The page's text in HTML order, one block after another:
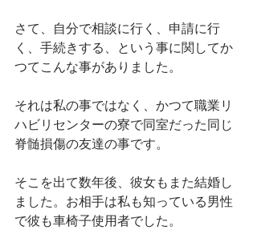
さて、自分で相談に行く、申請に行
く、手続きする、という事に関してか
つてこんな事がありました。
それは私の事ではなく、かつて職業リ
ハビリセンターの寮で同室だった同じ
脊髄損傷の友達の事です。
そこを出て数年後、彼女もまた結婚し
ました。お相手は私も知っている男性
で彼も車椅子使用者でした。